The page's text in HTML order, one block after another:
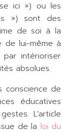
ici ») ou les
») sont des
de soi à la
de lui-même à
intérioriser
absolues.
conscience de
éducatives
L’article
de la loi du